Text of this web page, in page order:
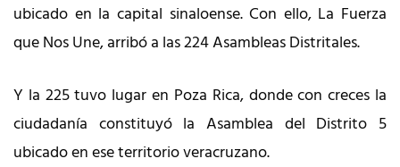
ubicado en la capital sinaloense. Con ello, La Fuerza
que Nos Une, arribó a las 224 Asambleas Distritales.
Y la 225 tuvo lugar en Poza Rica, donde con creces la
ciudadanía constituyó la Asamblea del Distrito 5
ubicado en ese territorio veracruzano.